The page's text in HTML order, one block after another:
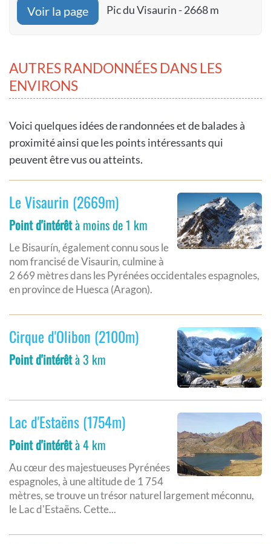
Voir la page Pic du Visaurin - 2668 m
AUTRES RANDONNÉES DANS LES
ENVIRONS
Voici quelques idées de randonnées et de balades à
proximité ainsi que les points intéressants qui
peuvent être vus ou atteints.
Le Visaurin (2669m)
Point d'intérêtà moins de 1 km
Le Bisaurín, également connu sous le
nom francisé de Visaurin, culmine à
2 669 mètres dans les Pyrénées occidentales espagnoles,
en province de Huesca (Aragon).
Cirque d'Olibon (2100m)
Point d'intérêtà 3 km
Lac d'Estaëns (1754m)
Point d'intérêtà 4 km
Au cœur des majestueuses Pyrénées
espagnoles, à une altitude de 1 754
mètres, se trouve un trésor naturel largement méconnu,
le Lac d'Estaëns. Cette...